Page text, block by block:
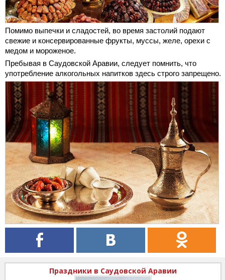
Помимо выпечки и сладостей, во время застолий подают
свежие и консервированные фрукты, муссы, желе, орехи с
медом и мороженое.
Пребывая в Саудовской Аравии, следует помнить, что
употребление алкогольных напитков здесь строго запрещено.
Праздники в Саудовской Аравии